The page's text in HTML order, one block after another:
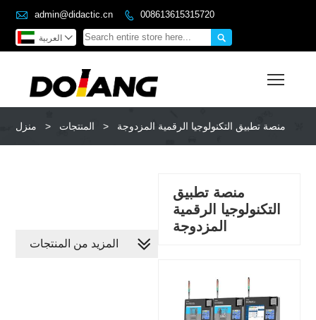
 admin@didactic.cn  008613615315720
 العربية 
منزل > المنتجات > منصة تطبيق التكنولوجيا الرقمية المزدوجة
منصة تطبيق
التكنولوجيا الرقمية
المزدوجة
المزيد من المنتجات